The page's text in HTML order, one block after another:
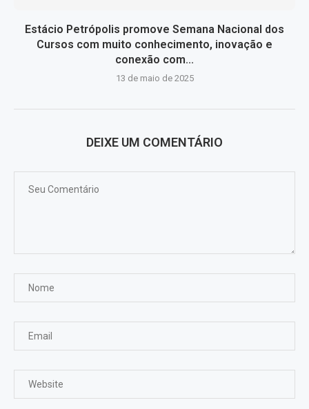
Estácio Petrópolis promove Semana Nacional dos
Cursos com muito conhecimento, inovação e
conexão com...
13 de maio de 2025
DEIXE UM COMENTÁRIO